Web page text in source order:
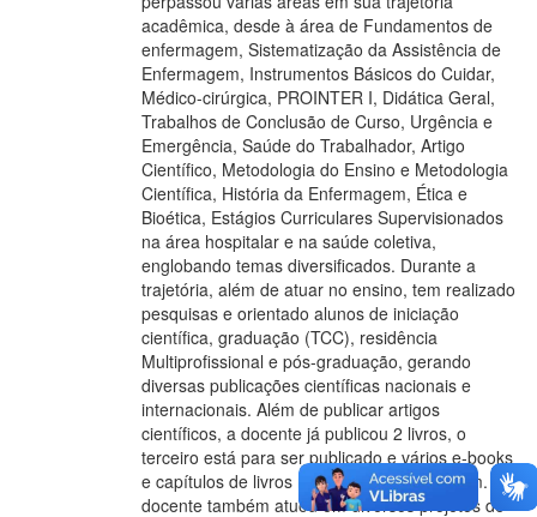
acadêmica, desde à área de Fundamentos de
enfermagem, Sistematização da Assistência de
Enfermagem, Instrumentos Básicos do Cuidar,
Médico-cirúrgica, PROINTER I, Didática Geral,
Trabalhos de Conclusão de Curso, Urgência e
Emergência, Saúde do Trabalhador, Artigo
Científico, Metodologia do Ensino e Metodologia
Científica, História da Enfermagem, Ética e
Bioética, Estágios Curriculares Supervisionados
na área hospitalar e na saúde coletiva,
englobando temas diversificados. Durante a
trajetória, além de atuar no ensino, tem realizado
pesquisas e orientado alunos de iniciação
científica, graduação (TCC), residência
Multiprofissional e pós-graduação, gerando
diversas publicações científicas nacionais e
internacionais. Além de publicar artigos
científicos, a docente já publicou 2 livros, o
terceiro está para ser publicado e vários e-books
e capítulos de livros na área da Enfermagem. A
docente também atuou em diversos projetos de